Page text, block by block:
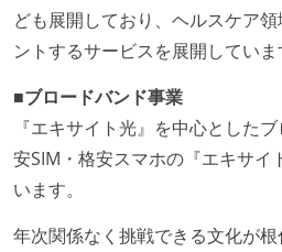
ども展開しており、ヘルスケア
ントするサービスを展開していま
■ブロードバンド事業
『エキサイト光』を中心とした
安SIM・格安スマホの『エキサイ
います。
年次関係なく挑戦できる文化が